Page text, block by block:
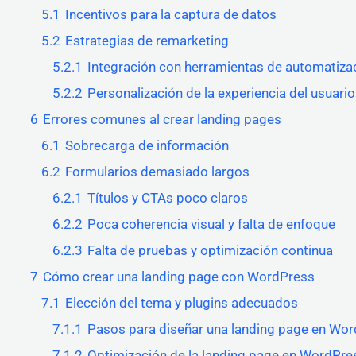
5.1 Incentivos para la captura de datos
5.2 Estrategias de remarketing
5.2.1 Integración con herramientas de
5.2.2 Personalización de la experiencia del usuario
6 Errores comunes al crear landing pages
6.1 Sobrecarga de información
6.2 Formularios demasiado largos
6.2.1 Títulos y CTAs poco claros
6.2.2 Poca coherencia visual y falta de enfoque
6.2.3 Falta de pruebas y optimización continua
7 Cómo crear una landing page con WordPress
7.1 Elección del tema y plugins adecuados
7.1.1 Pasos para diseñar una landing page en